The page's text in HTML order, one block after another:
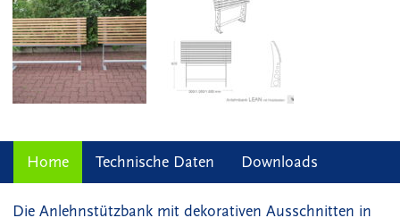
Home Technische Daten Downloads
Die Anlehnstützbank mit dekorativen Ausschnitten in